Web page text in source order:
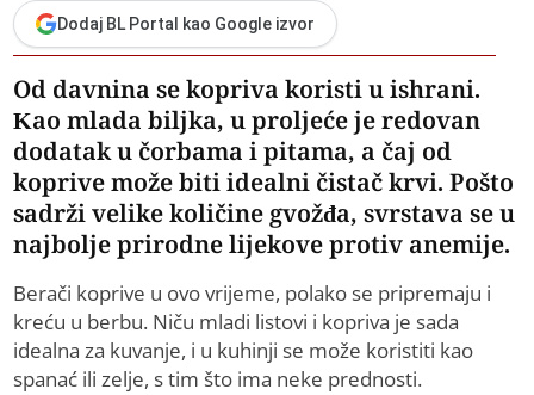
Dodaj BL Portal kao Google izvor
Od davnina se kopriva koristi u ishrani.
Kao mlada biljka, u proljeće je redovan
dodatak u čorbama i pitama, a čaj od
koprive može biti idealni čistač krvi. Pošto
sadrži velike količine gvožđa, svrstava se u
najbolje prirodne lijekove protiv anemije.
Berači koprive u ovo vrijeme, polako se pripremaju i
kreću u berbu. Niču mladi listovi i kopriva je sada
idealna za kuvanje, i u kuhinji se može koristiti kao
spanać ili zelje, s tim što ima neke prednosti.